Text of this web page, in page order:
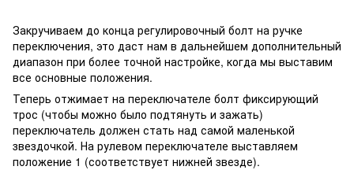
Закручиваем до конца регулировочный болт на ручке
переключения, это даст нам в дальнейшем дополнительный
диапазон при более точной настройке, когда мы выставим
все основные положения.
Теперь отжимает на переключателе болт фиксирующий
трос (чтобы можно было подтянуть и зажать)
переключатель должен стать над самой маленькой
звездочкой. На рулевом переключателе выставляем
положение 1 (соответствует нижней звезде).